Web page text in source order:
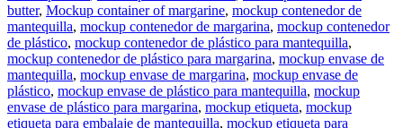
butter, Mockup container of margarine, mockup contenedor de
mantequilla, mockup contenedor de margarina, mockup contenedor
de plástico, mockup contenedor de plástico para mantequilla,
mockup contenedor de plástico para margarina, mockup envase de
mantequilla, mockup envase de margarina, mockup envase de
plástico, mockup envase de plástico para mantequilla, mockup
envase de plástico para margarina, mockup etiqueta, mockup
etiqueta para embalaje de mantequilla, mockup etiqueta para